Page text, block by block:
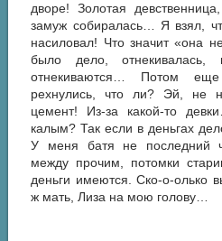
дворе! Золотая
замуж собиралась… Я взял,
насиловал! Что значит «она
было дело,
отнекиваются… Потом
рехнулись, что ли? Эй, не
цемент! Из-за какой-то
калым? Так если в деньгах
У меня батя не последний
между прочим, потомки
деньги имеются. Ско-о-олько
ж мать, Лиза на мою голову…